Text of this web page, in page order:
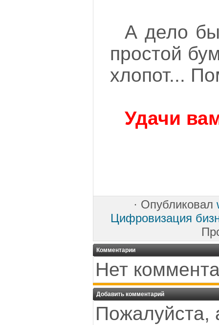
А дело
простой
хлопот...
Удачи
· Опубликовал
Цифровизация
Комментарии
Нет
Добавить комментарий
Пожалуйста,